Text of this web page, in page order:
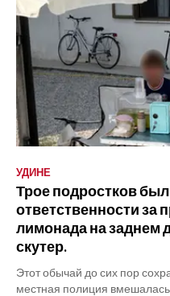
УДИНЕ
Трое подростков
ответственности за
лимонада на заднем
скутер.
Этот обычай до сих пор
местная полиция